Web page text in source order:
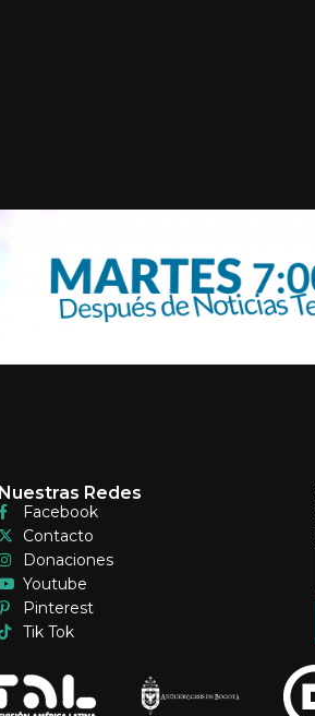
Nuestras Redes
Facebook
Contacto
Donaciones
Youtube
Pinterest
Tik Tok